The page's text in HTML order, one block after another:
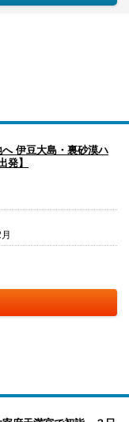
伊豆大島・裏砂漠ハ
】